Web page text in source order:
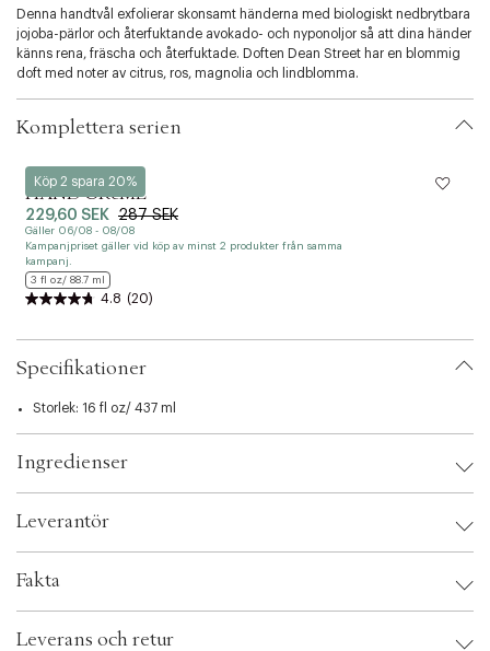
i
a
t
i
.
e
e
c
o
n
Denna handtvål exfolierar skonsamt händerna med biologiskt nedbrytbara
jojoba-pärlor och återfuktande avokado- och nyponoljor så att dina händer
känns rena, fräscha och återfuktade. Doften Dean Street har en blommig
doft med noter av citrus, ros, magnolia och lindblomma.
Komplettera serien
Köp 2 spara 20%
Ouai
HAND CRéME
229,60 SEK 287 SEK
Gäller 06/08 - 08/08
Kampanjpriset gäller vid köp av minst 2 produkter från samma
kampanj.
3 fl oz/ 88.7 ml
4.8 (20)
Specifikationer
Storlek: 16 fl oz/ 437 ml
Ingredienser
Leverantör
Fakta
EAN: 815402027636
Leverans och retur